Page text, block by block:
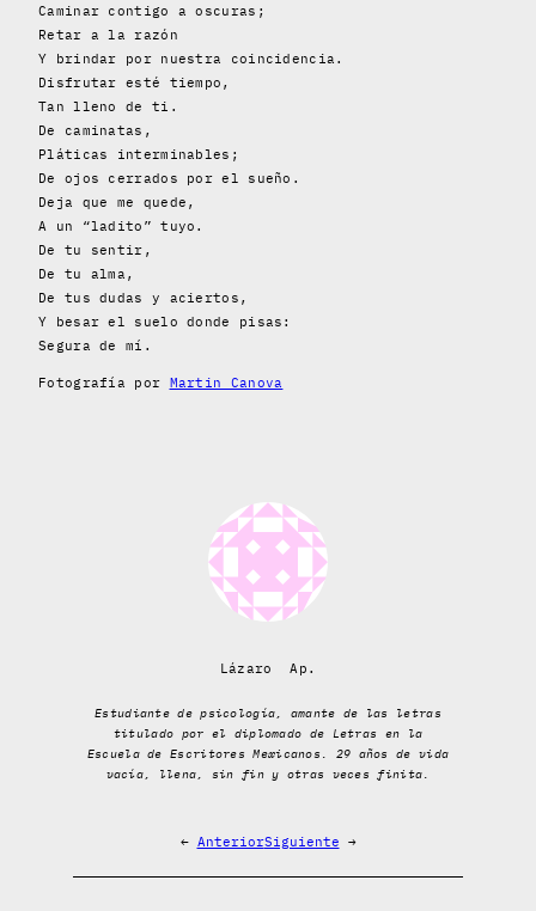
Caminar contigo a oscuras;
Retar a la razón
Y brindar por nuestra coincidencia.
Disfrutar esté tiempo,
Tan lleno de ti.
De caminatas,
Pláticas interminables;
De ojos cerrados por el sueño.
Deja que me quede,
A un “ladito” tuyo.
De tu sentir,
De tu alma,
De tus dudas y aciertos,
Y besar el suelo donde pisas:
Segura de mí.
Fotografía por Martin Canova
Lázaro Ap.
Estudiante de psicología, amante de las letras
titulado por el diplomado de Letras en la
Escuela de Escritores Mexicanos. 29 años de vida
vacía, llena, sin fin y otras veces finita.
← AnteriorSiguiente →